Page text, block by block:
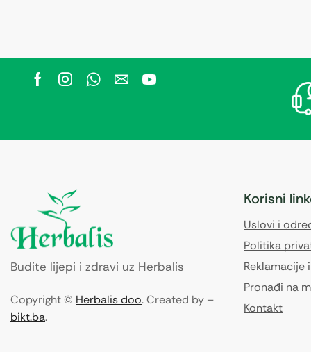
Budite lijepi i zdravi uz Herbalis
Copyright © Herbalis doo. Created by –
bikt.ba.
Korisni
Uslovi i
Politika
Reklamacije
Pronađi na
Kontakt